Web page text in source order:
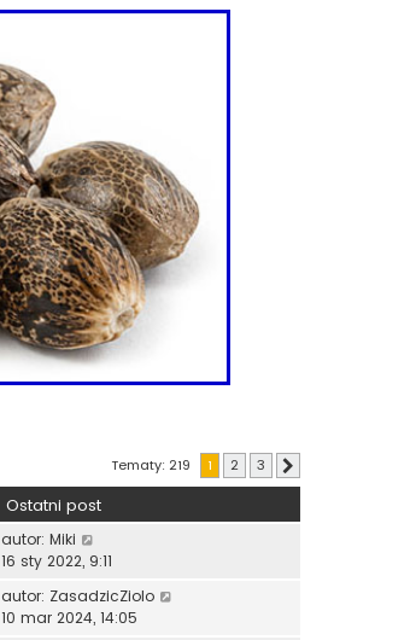
Tematy: 219 1 2 3
Ostatni post
autor: Miki
16 sty 2022, 9:11
autor: ZasadzicZiolo
10 mar 2024, 14:05